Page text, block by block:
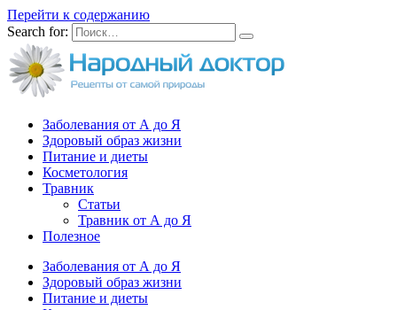
Перейти к содержанию
Search for:
Заболевания от А до Я
Здоровый образ жизни
Питание и диеты
Косметология
Травник
Статьи
Травник от А до Я
Полезное
Заболевания от А до Я
Здоровый образ жизни
Питание и диеты